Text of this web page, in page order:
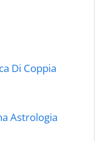
Di Coppia
Astrologia